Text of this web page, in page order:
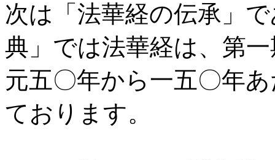
次は「法華経の伝承」
典」では法華経は、第
元五〇年から一五〇年
ております。